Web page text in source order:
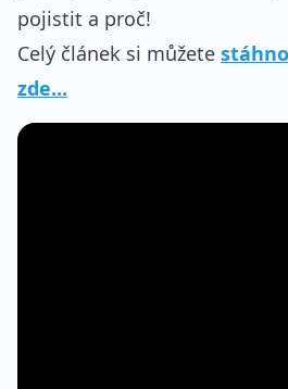
pojistit a proč!
Celý článek si můžete
zde...